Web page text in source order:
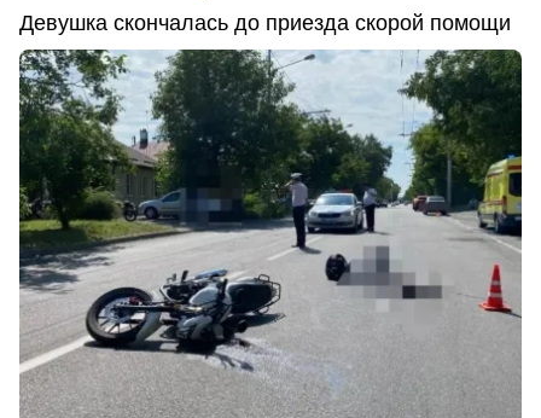
Девушка скончалась до приезда скорой помощи